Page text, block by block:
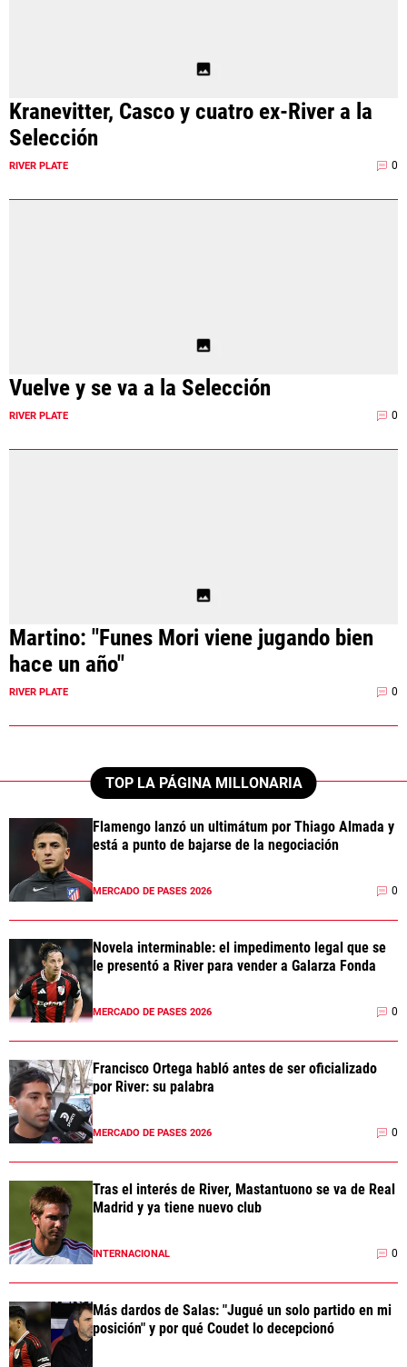
Kranevitter, Casco y cuatro ex-River a la
Selección
RIVER PLATE 0
Vuelve y se va a la Selección
RIVER PLATE 0
Martino: "Funes Mori viene jugando bien
hace un año"
RIVER PLATE 0
TOP LA PÁGINA MILLONARIA
Flamengo lanzó un ultimátum por Thiago Almada y
está a punto de bajarse de la negociación
MERCADO DE PASES 2026 0
Novela interminable: el impedimento legal que se
le presentó a River para vender a Galarza Fonda
MERCADO DE PASES 2026 0
Francisco Ortega habló antes de ser oficializado
por River: su palabra
MERCADO DE PASES 2026 0
Tras el interés de River, Mastantuono se va de Real
Madrid y ya tiene nuevo club
INTERNACIONAL 0
Más dardos de Salas: "Jugué un solo partido en mi
posición" y por qué Coudet lo decepcionó